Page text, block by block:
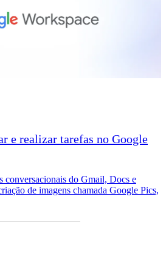
e realizar tarefas no Google
conversacionais do Gmail, Docs e
de imagens chamada Google Pics,